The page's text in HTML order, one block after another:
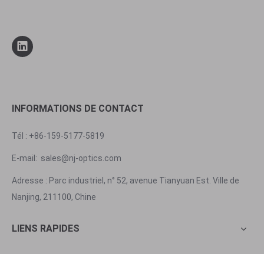
INFORMATIONS DE CONTACT
Tél : +86-159-5177-5819
E-mail: sales@nj-optics.com
Adresse : Parc industriel, n° 52, avenue Tianyuan Est. Ville de
Nanjing, 211100, Chine
LIENS RAPIDES